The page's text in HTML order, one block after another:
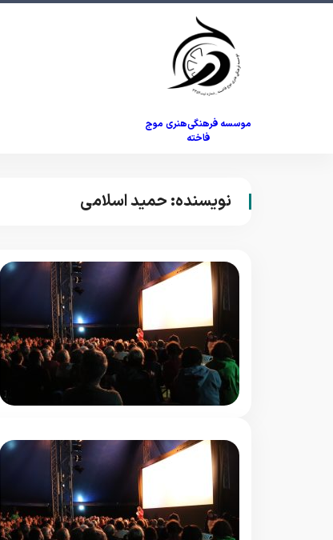
موسسه فرهنگی‌هنری موج
فاخته
نویسنده: حمید اسلامی